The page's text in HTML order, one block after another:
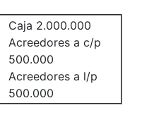
Caja 2.000.000
Acreedores a c/p
500.000
Acreedores a l/p
500.000